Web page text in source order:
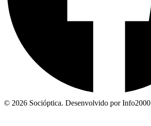
© 2026 Socióptica. Desenvolvido por Info2000